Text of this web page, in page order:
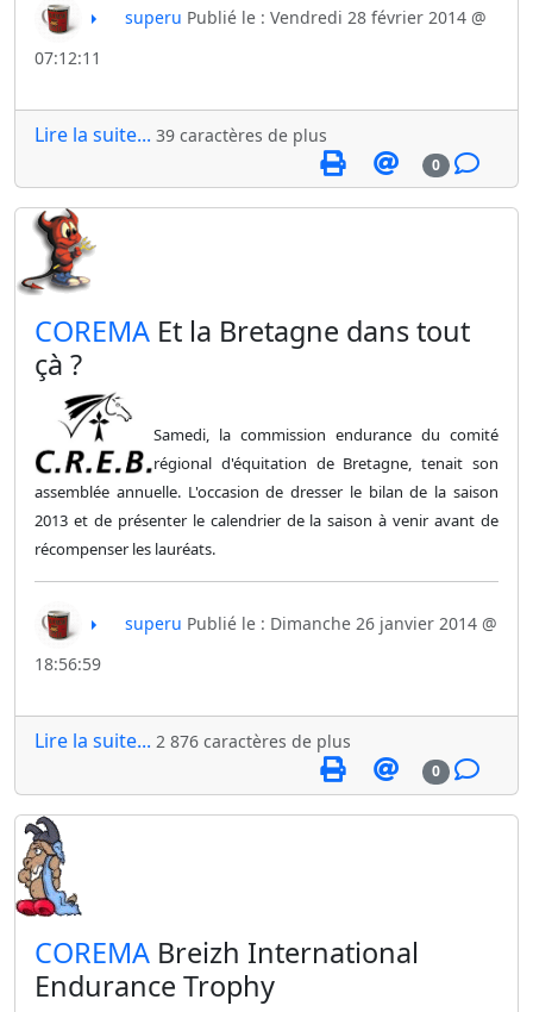
superu Publié le : Vendredi 28 février 2014 @
07:12:11
Lire la suite... 39 caractères de plus
0
​COREMA Et la Bretagne dans tout
çà ?
Samedi, la commission endurance du comité
régional d'équitation de Bretagne, tenait son
assemblée annuelle. L'occasion de dresser le bilan de la saison
2013 et de présenter le calendrier de la saison à venir avant de
récompenser les lauréats.
superu Publié le : Dimanche 26 janvier 2014 @
18:56:59
Lire la suite... 2 876 caractères de plus
0
​COREMA Breizh International
Endurance Trophy